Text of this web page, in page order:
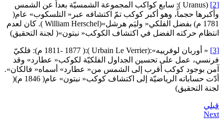
[2]
(Uranus ): سابع كواكب المجموعة الشمسيّة بعداً عن الشمس
وأكبرها حجماً، وهو أكبر كوكب تمّ اكتشافه عبر« التلسكوب» عام(
1781 م) بفضل الفلكي« وليَم هرشل»(William Herschel ). كان لعدم
انتظام حركته الفضل في اكتشاف الكوكب« نبتون»( لجنة التحقيق)
[3]
« أوربان لوفرييه»:(Urbain Le Verrier ):( 1811- 1877 م): فلكيّ
فرنسي، عمل على تحسين الجداول الفلكيّة لكوكب« عطارد» وقد
آمن بوجود كوكب أقرب إلى الشمس من« عطارد» أسماه« فالكان».
أدّت حساباته الرياضيّة إلى اكتشاف كوكب« نبتون» عام( 1846 م)(
لجنة التحقيق)
قبلي